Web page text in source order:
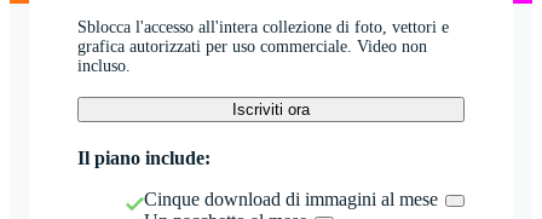
Sblocca l'accesso all'intera collezione di foto, vettori e
grafica autorizzati per uso commerciale. Video non
incluso.
Iscriviti ora
Il piano include:
Cinque download di immagini al mese